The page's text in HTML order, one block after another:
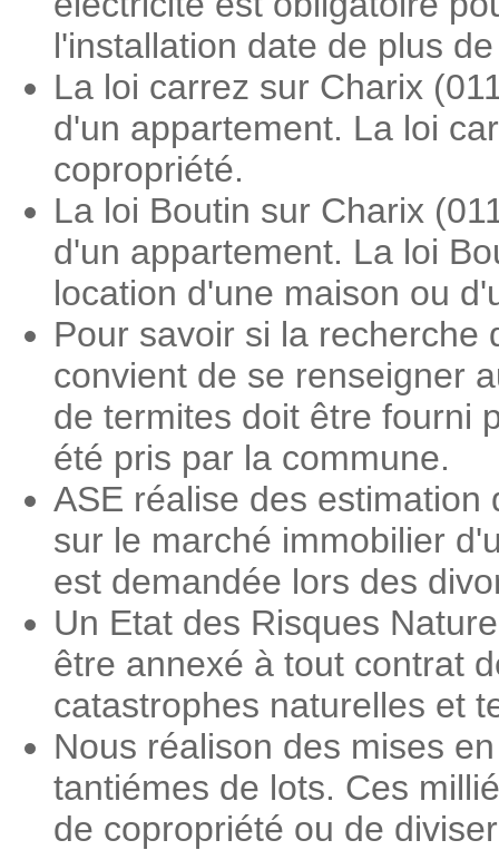
l'installation date de plus
La loi carrez sur Charix
d'un appartement. La loi
copropriété.
La loi Boutin sur Charix
d'un appartement. La loi
location d'une maison ou
Pour savoir si la recherche
convient de se renseigner
de termites doit être fourni
été pris par la commune.
ASE réalise des
sur le marché immobilier
est demandée lors des
Un Etat des Risques
être annexé à tout contrat
catastrophes naturelles et
Nous réalison des mises
tantiémes de lots. Ces
de copropriété ou de